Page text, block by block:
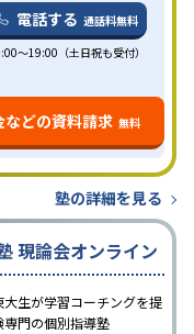
電話する 通話料無料
～19:00（土日祝も受付）
などの資料請求 無料
塾の詳細を見る
現論会オンライン
生が学習コーチングを提
門の個別指導塾